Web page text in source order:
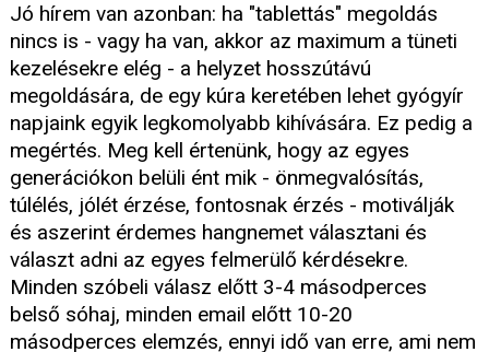
Jó hírem van azonban: ha "tablettás" megoldás
nincs is - vagy ha van, akkor az maximum a tüneti
kezelésekre elég - a helyzet hosszútávú
megoldására, de egy kúra keretében lehet gyógyír
napjaink egyik legkomolyabb kihívására. Ez pedig a
megértés. Meg kell értenünk, hogy az egyes
generációkon belüli ént mik - önmegvalósítás,
túlélés, jólét érzése, fontosnak érzés - motiválják
és aszerint érdemes hangnemet választani és
választ adni az egyes felmerülő kérdésekre.
Minden szóbeli válasz előtt 3-4 másodperces
belső sóhaj, minden email előtt 10-20
másodperces elemzés, ennyi idő van erre, ami nem